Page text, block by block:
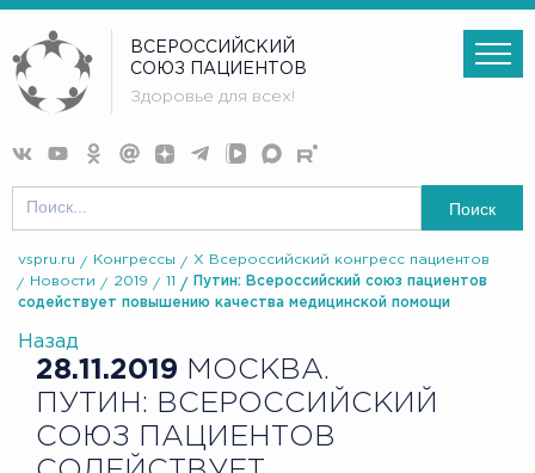
ВСЕРОССИЙСКИЙ
СОЮЗ ПАЦИЕНТОВ
Здоровье для всех!
Поиск
vspru.ru Конгрессы
X Всероссийский конгресс пациентов
Новости
2019 11
Путин: Всероссийский союз пациентов
содействует повышению качества медицинской помощи
Назад
28.11.2019 МОСКВА.
ПУТИН: ВСЕРОССИЙСКИЙ
СОЮЗ ПАЦИЕНТОВ